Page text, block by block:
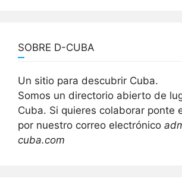
SOBRE D-CUBA
Un sitio para descubrir Cuba.
Somos un directorio abierto de
Cuba. Si quieres colaborar ponte
por nuestro correo electrónico
cuba.com